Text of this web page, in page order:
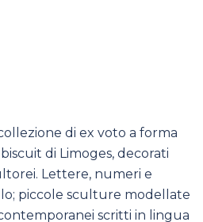
di ex voto a forma
di Limoges, decorati
Lettere, numeri e
piccole sculture modellate
scritti in lingua